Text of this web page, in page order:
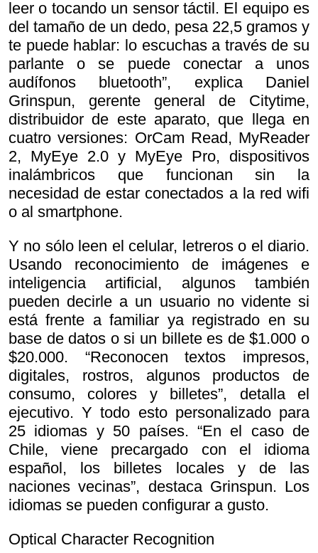
leer o tocando un sensor táctil. El equipo es
del tamaño de un dedo, pesa 22,5 gramos y
te puede hablar: lo escuchas a través de su
parlante o se puede conectar a unos
audífonos bluetooth”, explica Daniel
Grinspun, gerente general de Citytime,
distribuidor de este aparato, que llega en
cuatro versiones: OrCam Read, MyReader
2, MyEye 2.0 y MyEye Pro, dispositivos
inalámbricos que funcionan sin la
necesidad de estar conectados a la red wifi
o al smartphone.
Y no sólo leen el celular, letreros o el diario.
Usando reconocimiento de imágenes e
inteligencia artificial, algunos también
pueden decirle a un usuario no vidente si
está frente a familiar ya registrado en su
base de datos o si un billete es de $1.000 o
$20.000. “Reconocen textos impresos,
digitales, rostros, algunos productos de
consumo, colores y billetes”, detalla el
ejecutivo. Y todo esto personalizado para
25 idiomas y 50 países. “En el caso de
Chile, viene precargado con el idioma
español, los billetes locales y de las
naciones vecinas”, destaca Grinspun. Los
idiomas se pueden configurar a gusto.
Optical Character Recognition